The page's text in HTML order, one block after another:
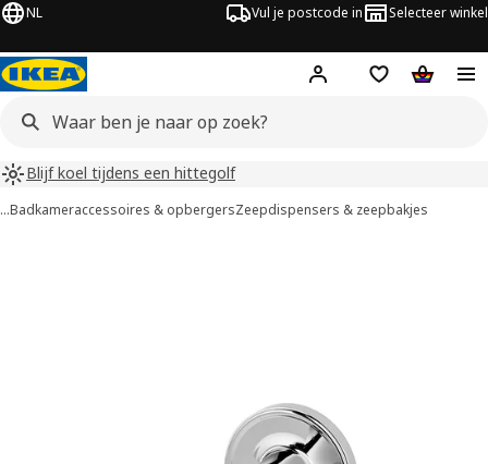
NL Vul je postcode in Selecteer winkel
Hej! Log in
Blijf koel tijdens een hittegolf
…Badkameraccessoires & opbergersZeepdispensers & zeepbakjes